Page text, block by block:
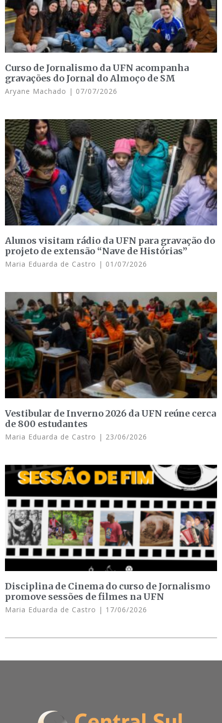
Curso de Jornalismo da UFN acompanha
gravações do Jornal do Almoço de SM
Aryane Machado 07/07/2026
Alunos visitam rádio da UFN para gravação do
projeto de extensão “Nave de Histórias”
Maria Eduarda de Castro 01/07/2026
Vestibular de Inverno 2026 da UFN reúne cerca
de 800 estudantes
Maria Eduarda de Castro 23/06/2026
Disciplina de Cinema do curso de Jornalismo
promove sessões de filmes na UFN
Maria Eduarda de Castro 17/06/2026